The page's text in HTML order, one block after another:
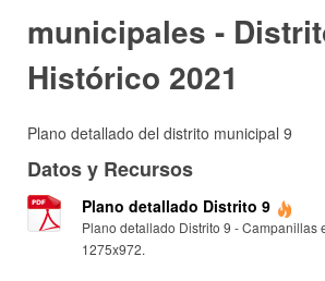
municipales -
Histórico 2021
Plano detallado del distrito municipal 9
Datos y Recursos
Plano detallado Distrito 9
Plano detallado Distrito 9 - Campanillas
1275x972.